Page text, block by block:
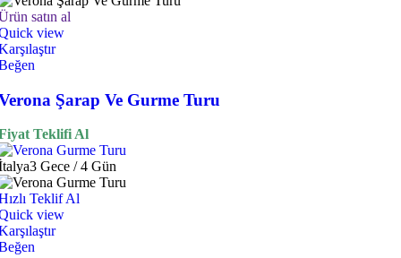
satın al
view
Şarap Ve Gurme Turu
Teklifi Al
3 Gece / 4 Gün
Teklif Al
view